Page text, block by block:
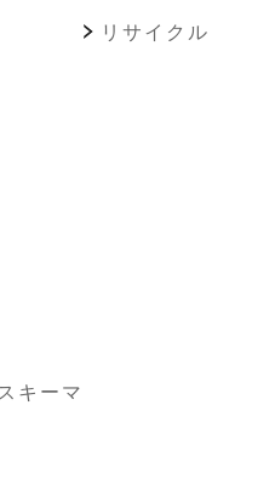
キーマ
リサイクル